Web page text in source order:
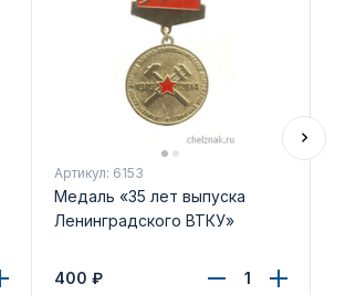
Артикул: 6153
Медаль «35 лет выпуска
Ленинградского ВТКУ»
400 ₽